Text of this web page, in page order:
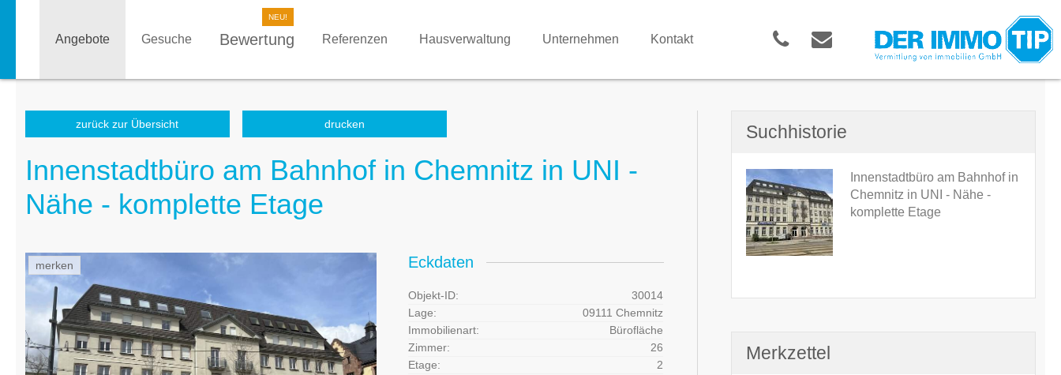
Angebote Gesuche Bewertung Referenzen Hausverwaltung Unternehmen Kontakt
zurück zur Übersicht drucken
Innenstadtbüro am Bahnhof in Chemnitz in UNI -
Nähe - komplette Etage
merken Eckdaten
Objekt-ID:
30014
Lage:
09111 Chemnitz
Immobilienart:
Bürofläche
Zimmer:
26
Etage:
2
Suchhistorie
Innenstadtbüro am Bahnhof in
Chemnitz in UNI - Nähe -
komplette Etage
Merkzettel